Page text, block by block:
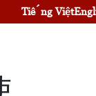
Tiếng Việt